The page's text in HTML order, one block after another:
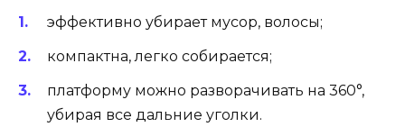
эффективно убирает мусор, волосы;
компактна, легко собирается;
платформу можно разворачивать на 360°,
убирая все дальние уголки.